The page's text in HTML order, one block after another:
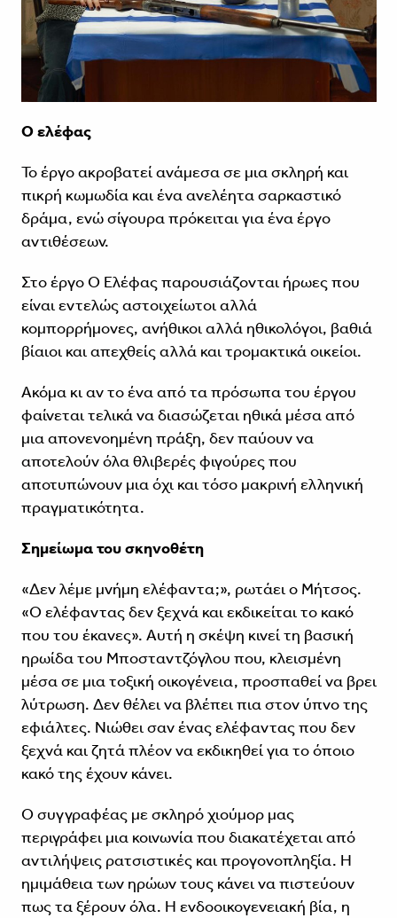
Ο ελέφας
Το έργο ακροβατεί ανάμεσα σε μια σκληρή και
πικρή κωμωδία και ένα ανελέητα σαρκαστικό
δράμα, ενώ σίγουρα πρόκειται για ένα έργο
αντιθέσεων.
Στο έργο Ο Ελέφας παρουσιάζονται ήρωες που
είναι εντελώς αστοιχείωτοι αλλά
κομπορρήμονες, ανήθικοι αλλά ηθικολόγοι, βαθιά
βίαιοι και απεχθείς αλλά και τρομακτικά οικείοι.
Ακόμα κι αν το ένα από τα πρόσωπα του έργου
φαίνεται τελικά να διασώζεται ηθικά μέσα από
μια απονενοημένη πράξη, δεν παύουν να
αποτελούν όλα θλιβερές φιγούρες που
αποτυπώνουν μια όχι και τόσο μακρινή ελληνική
πραγματικότητα.
Σημείωμα του σκηνοθέτη
«Δεν λέμε μνήμη ελέφαντα;», ρωτάει ο Μήτσος.
«Ο ελέφαντας δεν ξεχνά και εκδικείται το κακό
που του έκανες». Αυτή η σκέψη κινεί τη βασική
ηρωίδα του Μποσταντζόγλου που, κλεισμένη
μέσα σε μια τοξική οικογένεια, προσπαθεί να βρει
λύτρωση. Δεν θέλει να βλέπει πια στον ύπνο της
εφιάλτες. Νιώθει σαν ένας ελέφαντας που δεν
ξεχνά και ζητά πλέον να εκδικηθεί για το όποιο
κακό της έχουν κάνει.
Ο συγγραφέας με σκληρό χιούμορ μας
περιγράφει μια κοινωνία που διακατέχεται από
αντιλήψεις ρατσιστικές και προγονοπληξία. Η
ημιμάθεια των ηρώων τους κάνει να πιστεύουν
πως τα ξέρουν όλα. Η ενδοοικογενειακή βία, η